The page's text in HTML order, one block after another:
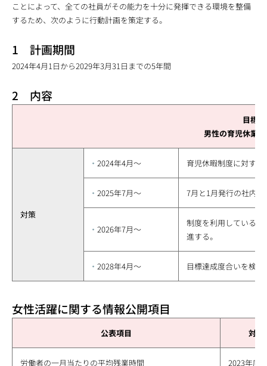
ことによって、全ての社員がその能力を十分に発揮できる環境を整備
するため、次のように行動計画を策定する。
1 計画期間
2024年4月1日から2029年3月31日までの5年間
2 内容
目標
男性の育児休業
対策
2024年4月～ 育児休暇制度に対す
2025年7月～ 7月と1月発行の社内
2026年7月～
制度を利用している(
進する。
2028年4月～ 目標達成度合いを検
女性活躍に関する情報公開項目
公表項目 対象
労働者の一月当たりの平均残業時間 2023年度